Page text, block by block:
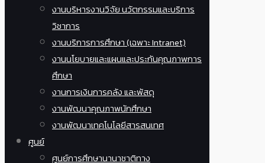
งานบริหารงานวิจัย นวัตกรรมและบริการ
วิชาการ
งานบริการการศึกษา (เฉพาะ Intranet)
งานนโยบายและแผนและประกันคุณภาพการ
ศึกษา
งานการเงินการคลัง และพัสดุ
งานพัฒนาคุณภาพนักศึกษา
งานพัฒนาเทคโนโลยีสารสนเทศ
ศูนย์
ศูนย์การศึกษานานาชาติทาง